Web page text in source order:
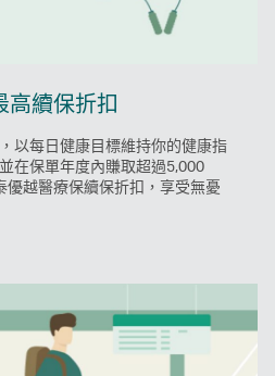
高續保折扣
以每日健康目標維持你的健康指
在保單年度內賺取超過5,000
優越醫療保續保折扣，享受無憂